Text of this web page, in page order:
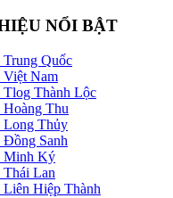
NỔI BẬT
Quốc
Nam
Thành Lộc
Thu
Thủy
Sanh
Minh Ký
Lan
Hiệp Thành